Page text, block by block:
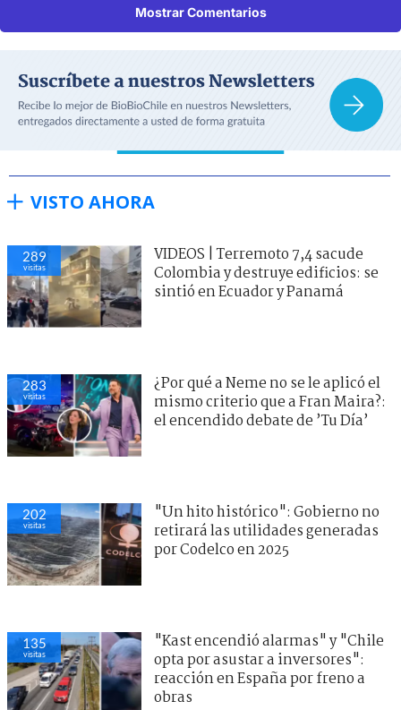
Mostrar Comentarios
VISTO AHORA
289
visitas
VIDEOS | Terremoto 7,4 sacude
Colombia y destruye edificios: se
sintió en Ecuador y Panamá
283
visitas
¿Por qué a Neme no se le aplicó el
mismo criterio que a Fran Maira?:
el encendido debate de ’Tu Día’
202
visitas
"Un hito histórico": Gobierno no
retirará las utilidades generadas
por Codelco en 2025
135
visitas
"Kast encendió alarmas" y "Chile
opta por asustar a inversores":
reacción en España por freno a
obras